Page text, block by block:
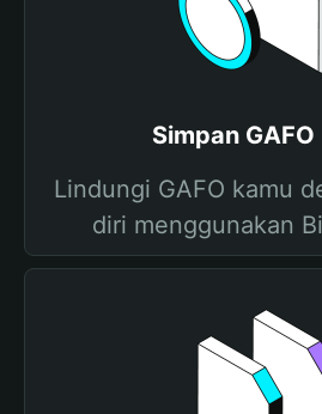
Simpan
Lindungi GAFO kamu
diri menggunakan